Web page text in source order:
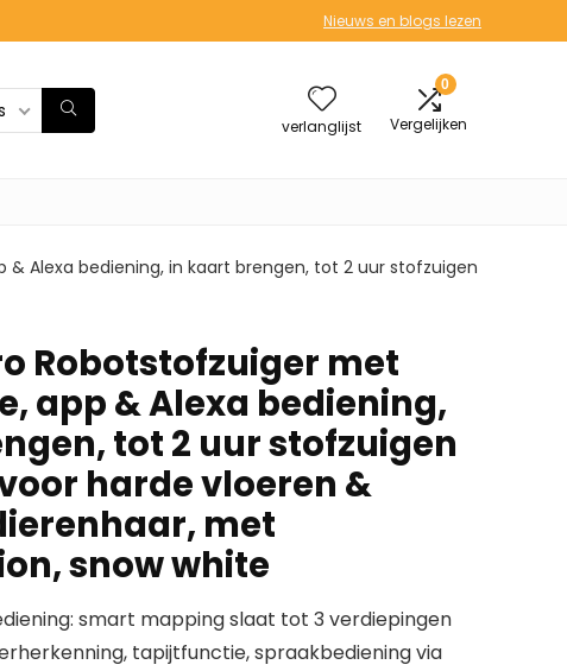
Nieuws en blogs lezen
verlanglijst
0
Vergelijken
Alexa bediening, in kaart brengen, tot 2 uur stofzuigen
Robotstofzuiger met
app & Alexa bediening,
tot 2 uur stofzuigen
harde vloeren &
met
snow white
smart mapping slaat tot 3 verdiepingen
tapijtfunctie, spraakbediening via